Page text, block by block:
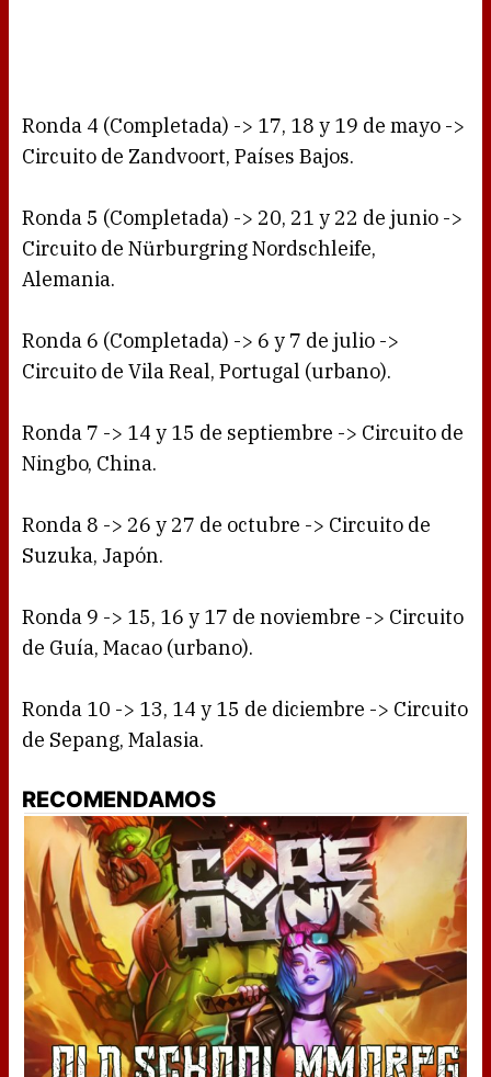
Ronda 4 (Completada) -> 17, 18 y 19 de mayo ->
Circuito de Zandvoort, Países Bajos.
Ronda 5 (Completada) -> 20, 21 y 22 de junio ->
Circuito de Nürburgring Nordschleife,
Alemania.
Ronda 6 (Completada) -> 6 y 7 de julio ->
Circuito de Vila Real, Portugal (urbano).
Ronda 7 -> 14 y 15 de septiembre -> Circuito de
Ningbo, China.
Ronda 8 -> 26 y 27 de octubre -> Circuito de
Suzuka, Japón.
Ronda 9 -> 15, 16 y 17 de noviembre -> Circuito
de Guía, Macao (urbano).
Ronda 10 -> 13, 14 y 15 de diciembre -> Circuito
de Sepang, Malasia.
RECOMENDAMOS